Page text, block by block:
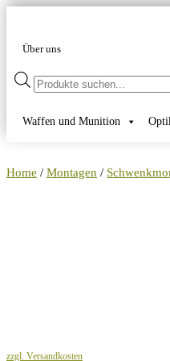
Über uns
Products
search
Waffen und Munition
Home / Montagen /
zzgl. Versandkosten